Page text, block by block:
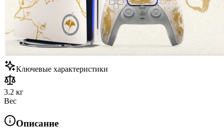
Ключевые характеристики
3.2 кг
Вес
Описание